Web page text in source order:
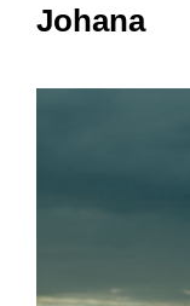
Johana